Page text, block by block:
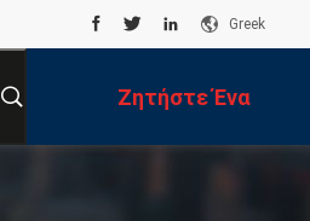
Greek
Ζητήστε Ένα
Απόσπασμα